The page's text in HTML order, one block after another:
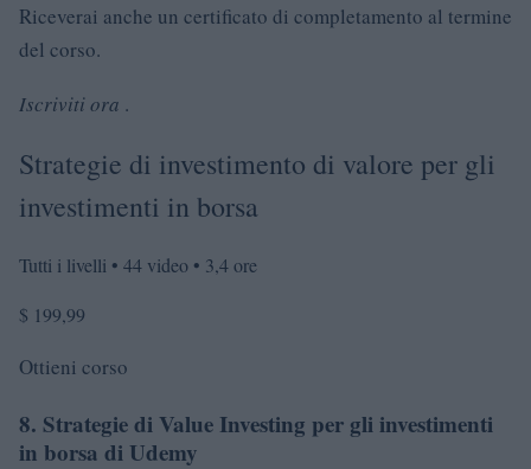
Riceverai anche un certificato di completamento al termine
del corso.
Iscriviti ora .
Strategie di investimento di valore per gli
investimenti in borsa
Tutti i livelli • 44 video • 3,4 ore
$ 199,99
Ottieni corso
8. Strategie di Value Investing per gli investimenti
in borsa di Udemy